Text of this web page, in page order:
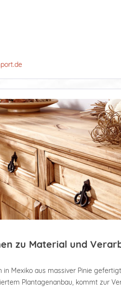
zu Material und
in Mexiko aus massiver Pinie
Plantagenanbau, kommt zur